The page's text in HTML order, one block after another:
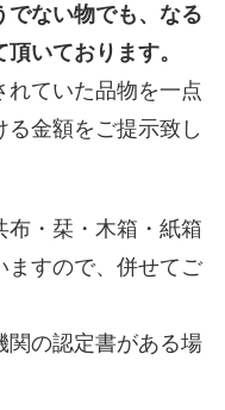
でない物でも、なる
いております。
ていた品物を一点
金額をご提示致し
布・栞・木箱・紙箱
ますので、併せてご
関の認定書がある場